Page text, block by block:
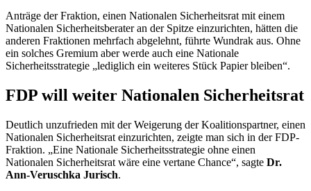
Anträge der Fraktion, einen Nationalen Sicherheitsrat mit einem
Nationalen Sicherheitsberater an der Spitze einzurichten, hätten die
anderen Fraktionen mehrfach abgelehnt, führte Wundrak aus. Ohne
ein solches Gremium aber werde auch eine Nationale
Sicherheitsstrategie „lediglich ein weiteres Stück Papier bleiben“.
FDP will weiter Nationalen Sicherheitsrat
Deutlich unzufrieden mit der Weigerung der Koalitionspartner, einen
Nationalen Sicherheitsrat einzurichten, zeigte man sich in der FDP-
Fraktion. „Eine Nationale Sicherheitsstrategie ohne einen
Nationalen Sicherheitsrat wäre eine vertane Chance“, sagte Dr.
Ann-Veruschka Jurisch.